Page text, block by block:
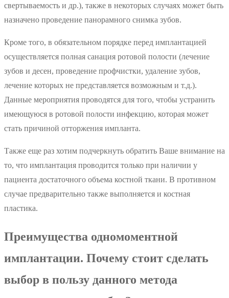
свертываемость и др.), также в некоторых случаях может быть
назначено проведение панорамного снимка зубов.
Кроме того, в обязательном порядке перед имплантацией
осуществляется полная санация ротовой полости (лечение
зубов и десен, проведение профчистки, удаление зубов,
лечение которых не представляется возможным и т.д.).
Данные мероприятия проводятся для того, чтобы устранить
имеющуюся в ротовой полости инфекцию, которая может
стать причиной отторжения импланта.
Также еще раз хотим подчеркнуть обратить Ваше внимание на
то, что имплантация проводится только при наличии у
пациента достаточного объема костной ткани. В противном
случае предварительно также выполняется и костная
пластика.
Преимущества одномоментной
имплантации. Почему стоит сделать
выбор в пользу данного метода